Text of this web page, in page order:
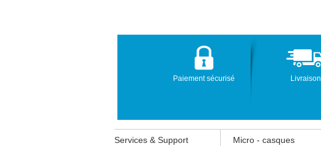
Paiement sécurisé Livraison
Services & Support Micro - casques